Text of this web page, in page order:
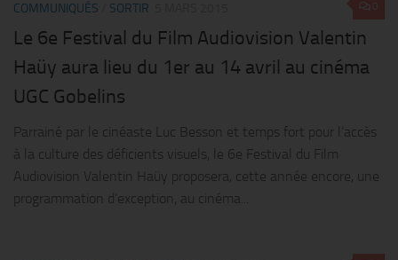
COMMUNIQUÉS SORTIR
Le 6e Festival du Film Audiovision Valentin
Haüy aura lieu du 1er au 14 avril au cinéma
UGC Gobelins
Parrainé par le cinéaste Luc Besson et temps fort pour l’accès
à la culture des déficients visuels, le 6e Festival du Film
Audiovision Valentin Haüy proposera, cette année encore, une
programmation d’exception, au cinéma...